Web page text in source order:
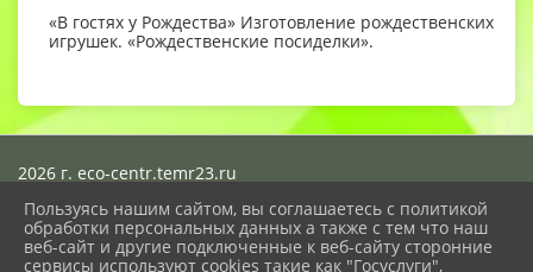
«В гостях у Рождества» Изготовление рождественских
игрушек. «Рождественские посиделки».
2026 г. eco-centr.temr23.ru
Карта сайта
Политика обработки персональных данных
Пользуясь нашим сайтом, вы соглашаетесь с политикой
обработки персональных данных а также с тем что наш
веб-сайт и другие подключенные к веб-сайту сторонние
сервисы используют cookies такие как "Госуслуги",